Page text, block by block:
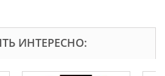
ИНТЕРЕСНО: